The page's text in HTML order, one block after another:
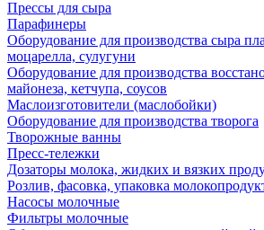
Прессы для сыра
Парафинеры
Оборудование для производства сыра
моцарелла, сулугуни
Оборудование для производства
майонеза, кетчупа, соусов
Маслоизготовители (маслобойки)
Оборудование для производства творога
Творожные ванны
Пресс-тележки
Дозаторы молока, жидких и вязких
Розлив, фасовка, упаковка
Насосы молочные
Фильтры молочные